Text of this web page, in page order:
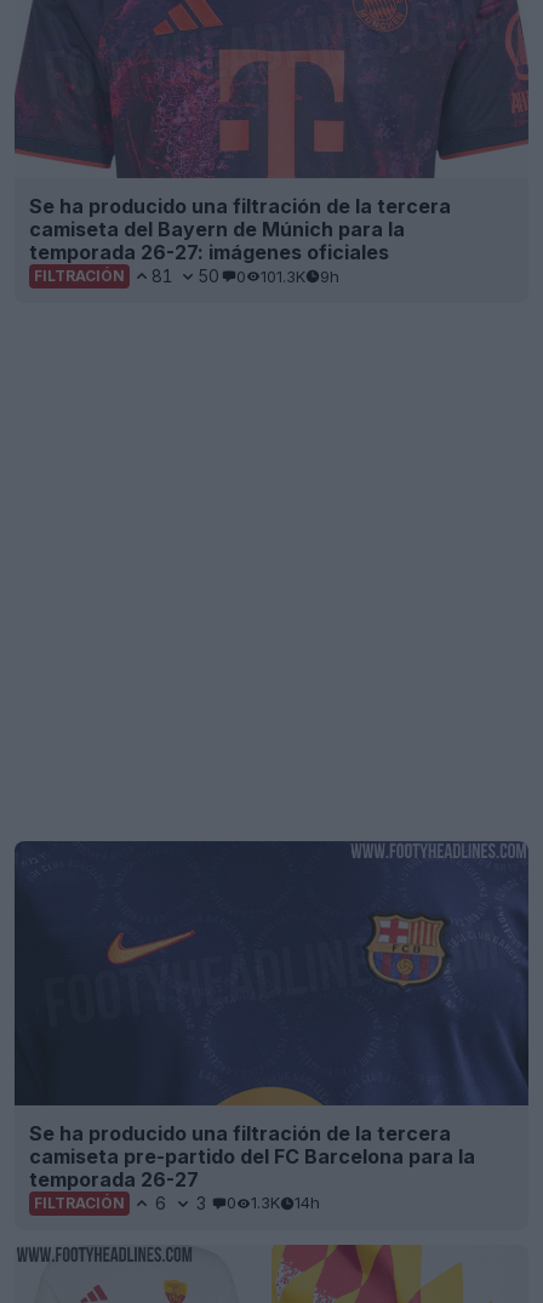
Se ha producido una filtración de la tercera
camiseta del Bayern de Múnich para la
temporada 26-27: imágenes oficiales
FILTRACIÓN 81 50 0 101.3K 9h
Se ha producido una filtración de la tercera
camiseta pre-partido del FC Barcelona para la
temporada 26-27
FILTRACIÓN 6 3 0 1.3K 14h